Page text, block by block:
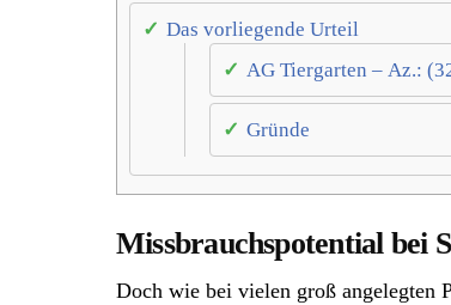
Das vorliegende Urteil
AG Tiergarten – Az.:
Gründe
Missbrauchspotential bei
Doch wie bei vielen groß angelegten